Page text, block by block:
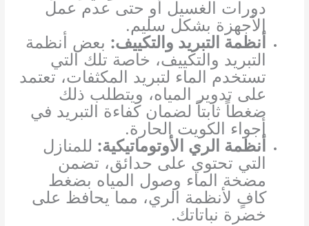
دورات الغسيل أو حتى عدم عمل
الأجهزة بشكل سليم.
أنظمة التبريد والتكييف: بعض أنظمة
التبريد والتكييف، خاصة تلك التي
تستخدم الماء لتبريد المكثفات، تعتمد
على تدوير المياه، ويتطلب ذلك
ضغطاً ثابتاً لضمان كفاءة التبريد في
أجواء الكويت الحارة.
أنظمة الري الأوتوماتيكية: للمنازل
التي تحتوي على حدائق، تضمن
مضخة الماء وصول المياه بضغط
كافٍ لأنظمة الري، مما يحافظ على
خضرة نباتاتك.